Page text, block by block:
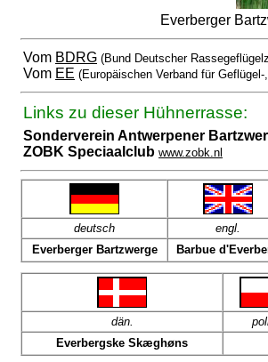
Everberger
Vom BDRG (Bund Deutscher
Vom EE (Europäischen Verband für
Links zu dieser Hühnerrasse:
Sonderverein Antwerpener
ZOBK Speciaalclub www.zobk.nl
deutsch engl.
Everberger Bartzwerge
Barbue
dän.
Everbergske Skæghøns